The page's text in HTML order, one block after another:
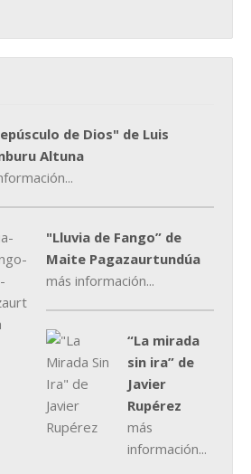
de Dios" de Luis
Altuna
"Lluvia de Fango” de
Maite Pagazaurtundúa
más información...
“La mirada
sin ira” de
Javier
Rupérez
más
información...